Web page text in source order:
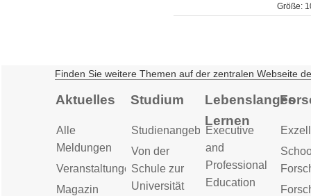
Größe:
Finden Sie weitere Themen auf der zentralen Webseite
Aktuelles
Alle
Meldungen
Veranstaltungen
Magazin
Studium
Studienangebot
Von der
Schule zur
Universität
Lebenslanges
Lernen
Executive
and
Professional
Education